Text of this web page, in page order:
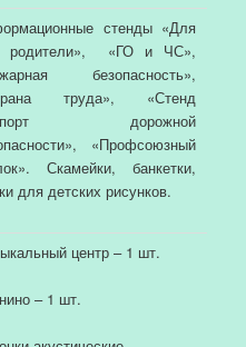
стенды «Для
родители», «ГО и ЧС»,
безопасность»,
труда», «Стенд
дорожной
«Профсоюзный
Скамейки, банкетки,
для детских рисунков.
центр – 1 шт.
– 1 шт.